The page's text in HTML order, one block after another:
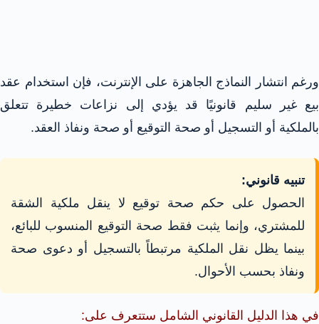
ورغم انتشار النماذج الجاهزة على الإنترنت، فإن استخدام عقد
بيع غير سليم قانونيًا قد يؤدي إلى نزاعات خطيرة تتعلق
بالملكية أو التسجيل أو صحة التوقيع أو صحة ونفاذ العقد.
تنبيه قانوني:
الحصول على حكم صحة توقيع لا ينقل ملكية الشقة
للمشتري، وإنما يثبت فقط صحة التوقيع المنسوب للبائع،
بينما يظل نقل الملكية مرتبطاً بالتسجيل أو دعوى صحة
ونفاذ بحسب الأحوال.
في هذا الدليل القانوني الشامل ستتعرف على: